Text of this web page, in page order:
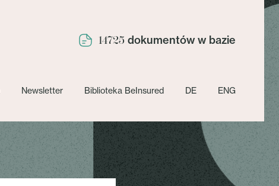
14725 dokumentów w bazie
Newsletter Biblioteka BeInsured DE ENG